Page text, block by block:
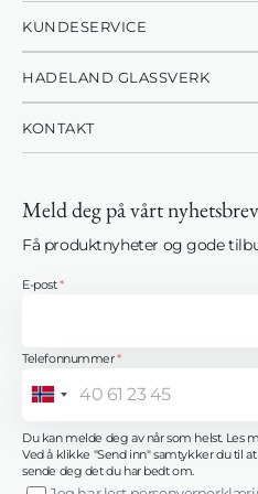
KUNDESERVICE
HADELAND GLASSVERK
KONTAKT
Meld deg på vårt nyhetsbrev
Få produktnyheter og gode
E-post*
Telefonnummer*
Norway
Du kan melde deg av når som helst. Les
Ved å klikke "Send inn" samtykker du til
sende deg det du har bedt om.